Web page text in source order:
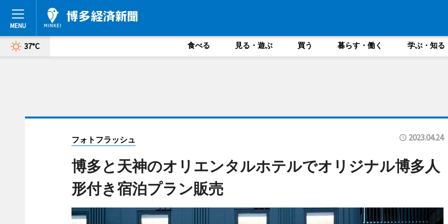
37°C 食べる 見る・遊ぶ 買う 暮らす・働く 学ぶ・知る
フォトフラッシュ 2023.04.24
博多と天神のオリエンタルホテルでオリジナル博多人
形付き宿泊プラン販売